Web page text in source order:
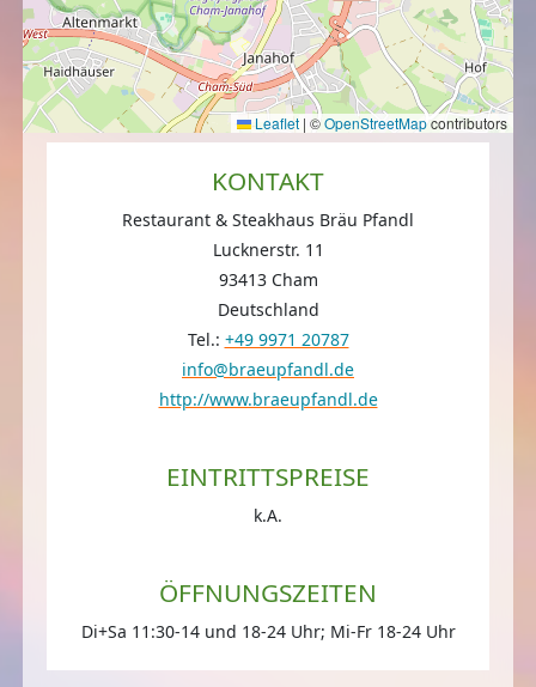
Leaflet | ©OpenStreetMapcontributors
KONTAKT
Restaurant & Steakhaus Bräu Pfandl
Lucknerstr. 11
93413 Cham
Deutschland
Tel.: +49 9971 20787
info@braeupfandl.de
http://www.braeupfandl.de
EINTRITTSPREISE
k.A.
ÖFFNUNGSZEITEN
Di+Sa 11:30-14 und 18-24 Uhr; Mi-Fr 18-24 Uhr